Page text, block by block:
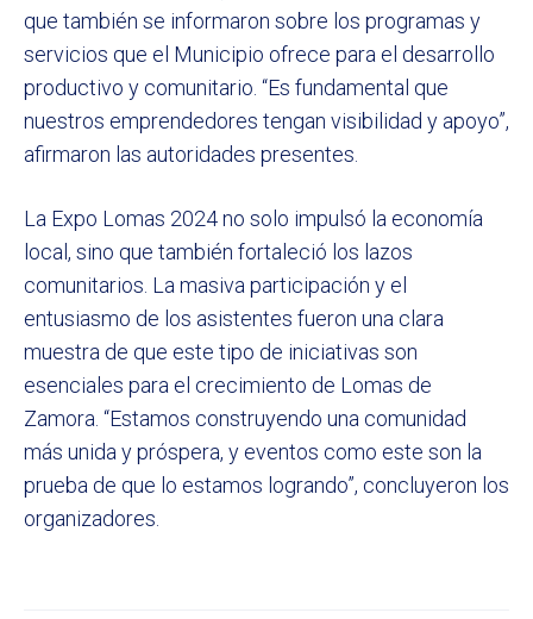
que también se informaron sobre los programas y
servicios que el Municipio ofrece para el desarrollo
productivo y comunitario. “Es fundamental que
nuestros emprendedores tengan visibilidad y apoyo”,
afirmaron las autoridades presentes.
La Expo Lomas 2024 no solo impulsó la economía
local, sino que también fortaleció los lazos
comunitarios. La masiva participación y el
entusiasmo de los asistentes fueron una clara
muestra de que este tipo de iniciativas son
esenciales para el crecimiento de Lomas de
Zamora. “Estamos construyendo una comunidad
más unida y próspera, y eventos como este son la
prueba de que lo estamos logrando”, concluyeron los
organizadores.